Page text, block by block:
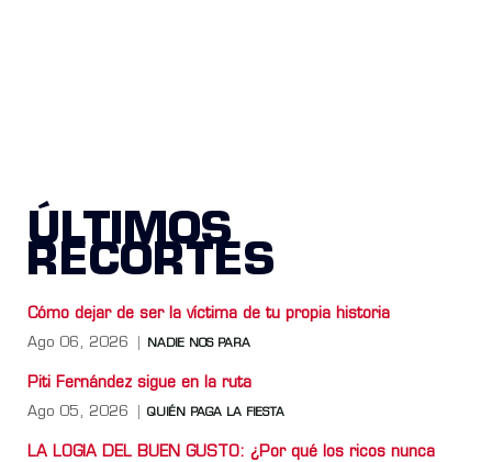
ÚLTIMOS
RECORTES
Cómo dejar de ser la víctima de tu propia historia
Ago 06, 2026 NADIE NOS PARA
Piti Fernández sigue en la ruta
Ago 05, 2026 QUIÉN PAGA LA FIESTA
LA LOGIA DEL BUEN GUSTO: ¿Por qué los ricos nunca